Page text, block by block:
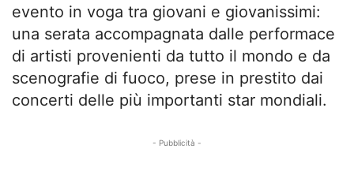
evento in voga tra giovani e giovanissimi:
una serata accompagnata dalle performace
di artisti provenienti da tutto il mondo e da
scenografie di fuoco, prese in prestito dai
concerti delle più importanti star mondiali.
- Pubblicità -